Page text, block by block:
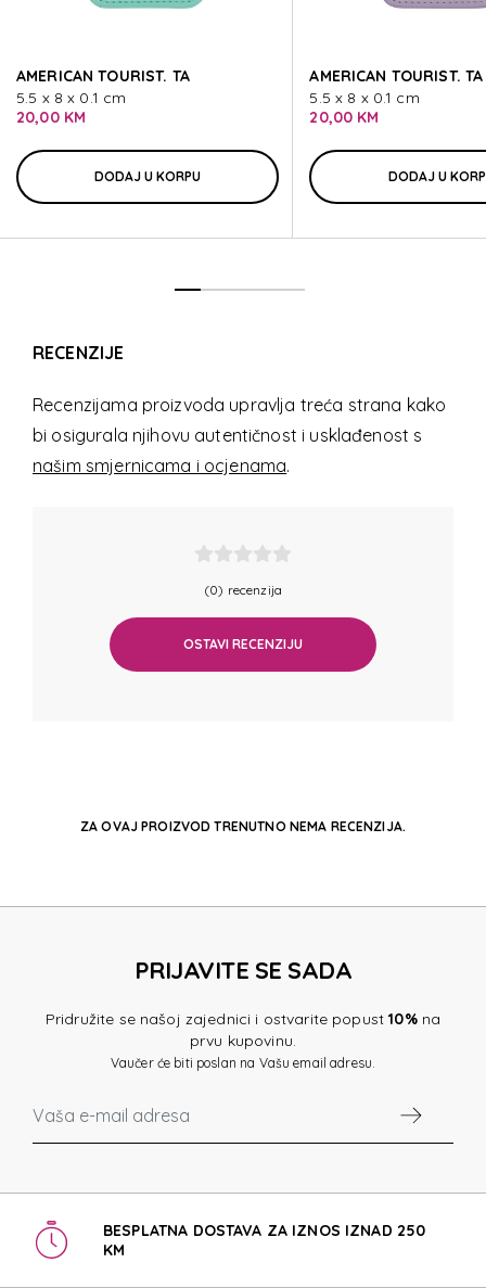
AMERICAN TOURIST. TA
5.5 x 8 x 0.1 cm
20,00 KM
DODAJ U KORPU
AMERICAN TOURIST. TA
5.5 x 8 x 0.1 cm
20,00 KM
DODAJ U
RECENZIJE
Recenzijama proizvoda upravlja treća strana kako
bi osigurala njihovu autentičnost i usklađenost s
našim smjernicama i ocjenama.
(0) recenzija
OSTAVI RECENZIJU
ZA OVAJ PROIZVOD TRENUTNO NEMA RECENZIJA.
PRIJAVITE SE SADA
Pridružite se našoj zajednici i ostvarite popust10%na
prvu kupovinu.
Vaučer će biti poslan na Vašu email adresu.
BESPLATNA DOSTAVA ZA IZNOS IZNAD 250
KM